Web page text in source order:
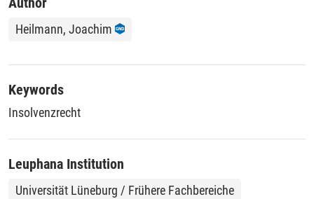
Heilmann, Joachim
Keywords
Insolvenzrecht
Leuphana Institution
Universität Lüneburg / Frühere Fachbereiche